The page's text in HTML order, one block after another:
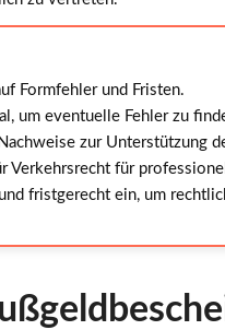
Formfehler und Fristen.
um eventuelle Fehler zu
zur Unterstützung
Verkehrsrecht für
fristgerecht ein, um